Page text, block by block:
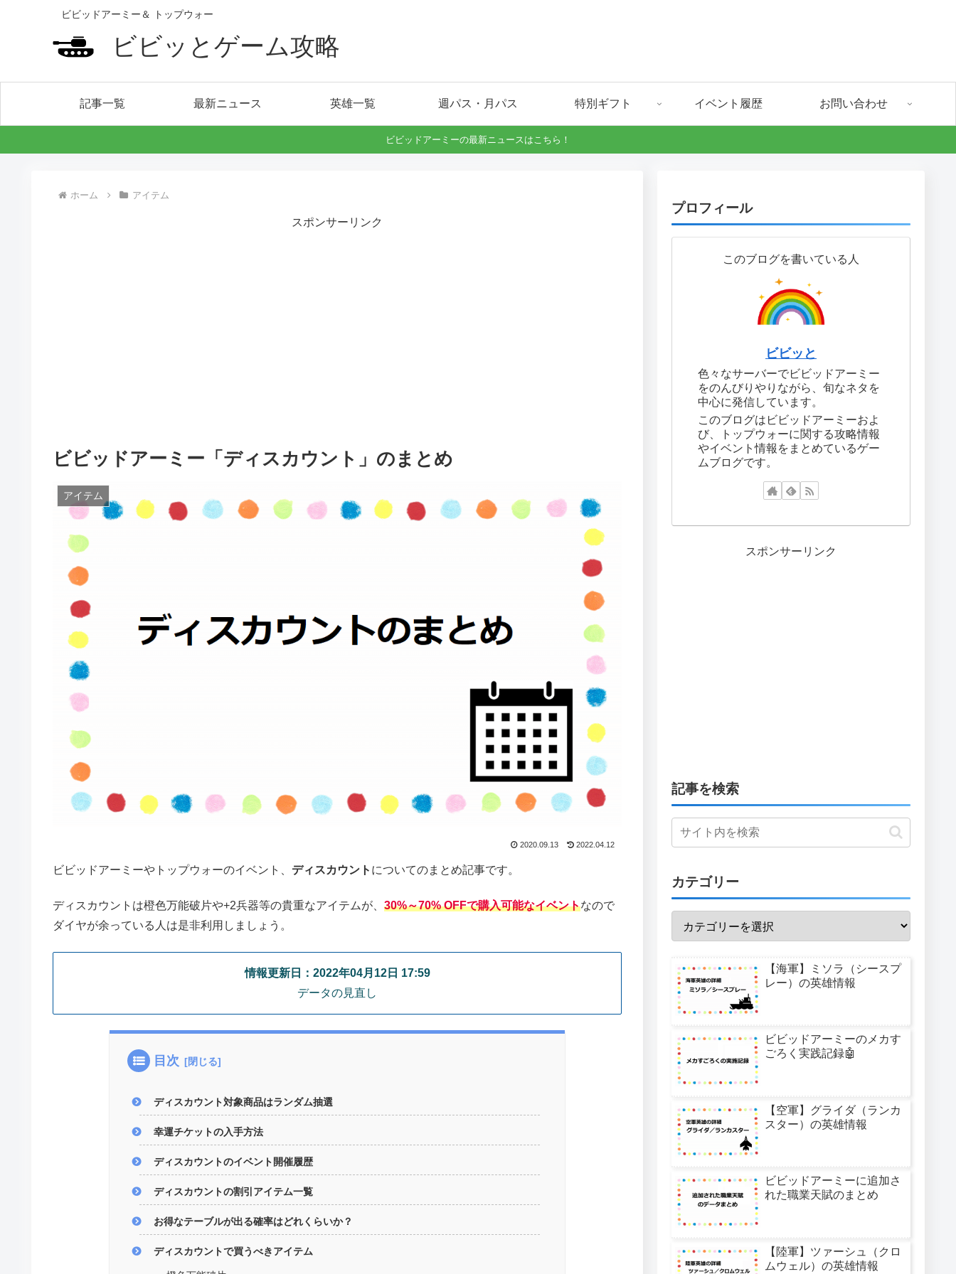
ビビッドアーミー＆ トップウォー
ビビッとゲーム攻略
記事一覧 最新ニュース 英雄一覧 週パス・月パス 特別ギフト イベント履歴 お問い合わせ
ビビッドアーミーの最新ニュースはこちら！
ホーム アイテム
スポンサーリンク
ビビッドアーミー「ディスカウント」のまとめ
アイテム
2020.09.13 2022.04.12
ビビッドアーミーやトップウォーのイベント、 ディスカウント についてのまとめ記事です。
ディスカウントは橙色万能破片や+2兵器等の貴重なアイテムが、 30%～70% OFFで購入可能なイベントなので
ダイヤが余っている人は是非利用しましょう。
情報更新日：2022年04月12日 17:59
データの見直し
目次
ディスカウント対象商品はランダム抽選
幸運チケットの入手方法
ディスカウントのイベント開催履歴
ディスカウントの割引アイテム一覧
お得なテーブルが出る確率はどれくらいか？
ディスカウントで買うべきアイテム
プロフィール
このブログを書いている人
ビビッと
色々なサーバーでビビッドアーミー
をのんびりやりながら、旬なネタを
中心に発信しています。
このブログはビビッドアーミーおよ
び、トップウォーに関する攻略情報
やイベント情報をまとめているゲー
ムブログです。
スポンサーリンク
記事を検索
カテゴリー
【海軍】ミソラ（シースプ
レー）の英雄情報
ビビッドアーミーのメカす
ごろく実践記録🤖
【空軍】グライダ（ランカ
スター）の英雄情報
ビビッドアーミーに追加さ
れた職業天賦のまとめ
【陸軍】ツァーシュ（クロ
ムウェル）の英雄情報